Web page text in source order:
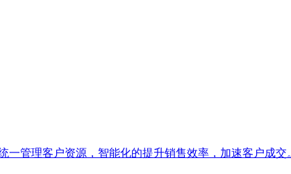
管理客户资源，智能化的提升销售效率，加速客户成交。